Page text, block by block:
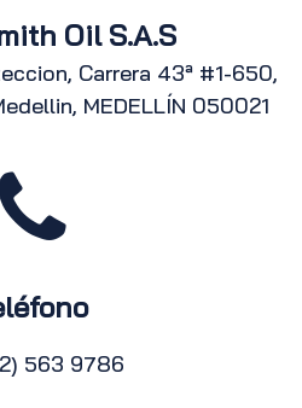
Oil S.A.S
Carrera 43ª #1-650,
MEDELLÍN 050021
563 9786